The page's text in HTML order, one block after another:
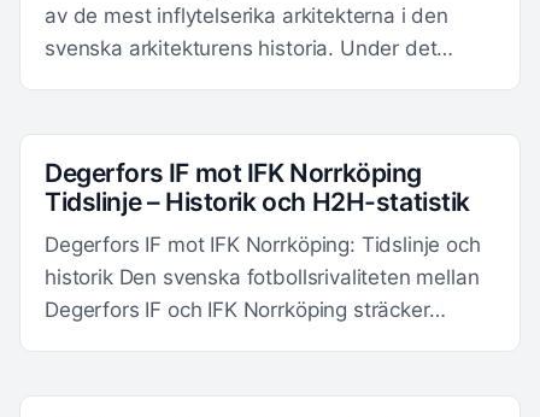
av de mest inflytelserika arkitekterna i den
svenska arkitekturens historia. Under det…
Degerfors IF mot IFK Norrköping
Tidslinje – Historik och H2H-statistik
Degerfors IF mot IFK Norrköping: Tidslinje och
historik Den svenska fotbollsrivaliteten mellan
Degerfors IF och IFK Norrköping sträcker…